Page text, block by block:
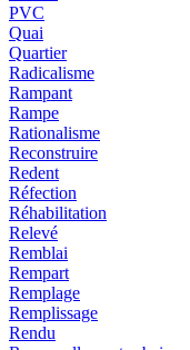
PVC
Quai
Quartier
Radicalisme
Rampant
Rampe
Rationalisme
Reconstruire
Redent
Réfection
Réhabilitation
Relevé
Remblai
Rempart
Remplage
Remplissage
Rendu